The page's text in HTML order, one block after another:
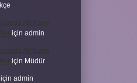
Alt Karın
için admin
Alt Karın
için Müdür
için admin